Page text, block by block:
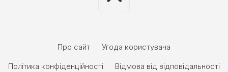
Про сайт
Угода користувача
Політика конфіденційності
Відмова від відповідальності